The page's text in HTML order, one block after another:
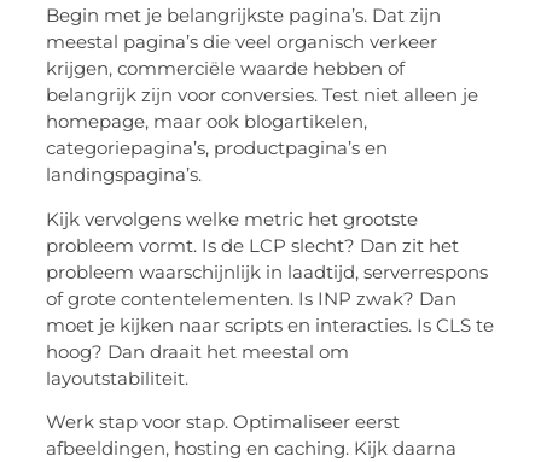
Begin met je belangrijkste pagina’s. Dat zijn
meestal pagina’s die veel organisch verkeer
krijgen, commerciële waarde hebben of
belangrijk zijn voor conversies. Test niet alleen je
homepage, maar ook blogartikelen,
categoriepagina’s, productpagina’s en
landingspagina’s.
Kijk vervolgens welke metric het grootste
probleem vormt. Is de LCP slecht? Dan zit het
probleem waarschijnlijk in laadtijd, serverrespons
of grote contentelementen. Is INP zwak? Dan
moet je kijken naar scripts en interacties. Is CLS te
hoog? Dan draait het meestal om
layoutstabiliteit.
Werk stap voor stap. Optimaliseer eerst
afbeeldingen, hosting en caching. Kijk daarna